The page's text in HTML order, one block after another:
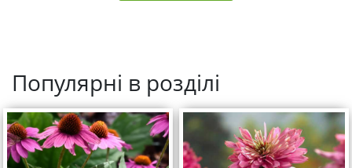
Популярні в розділі